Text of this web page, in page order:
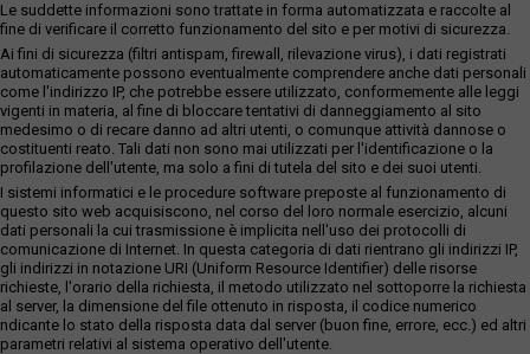
Le suddette informazioni sono trattate in forma automatizzata e raccolte al
fine di verificare il corretto funzionamento del sito e per motivi di sicurezza.
Ai fini di sicurezza (filtri antispam, firewall, rilevazione virus), i dati registrati
automaticamente possono eventualmente comprendere anche dati personali
come l'indirizzo IP, che potrebbe essere utilizzato, conformemente alle leggi
vigenti in materia, al fine di bloccare tentativi di danneggiamento al sito
medesimo o di recare danno ad altri utenti, o comunque attività dannose o
costituenti reato. Tali dati non sono mai utilizzati per l'identificazione o la
profilazione dell'utente, ma solo a fini di tutela del sito e dei suoi utenti.
I sistemi informatici e le procedure software preposte al funzionamento di
questo sito web acquisiscono, nel corso del loro normale esercizio, alcuni
dati personali la cui trasmissione è implicita nell'uso dei protocolli di
comunicazione di Internet. In questa categoria di dati rientrano gli indirizzi IP,
gli indirizzi in notazione URI (Uniform Resource Identifier) delle risorse
richieste, l'orario della richiesta, il metodo utilizzato nel sottoporre la richiesta
al server, la dimensione del file ottenuto in risposta, il codice numerico
ndicante lo stato della risposta data dal server (buon fine, errore, ecc.) ed altri
parametri relativi al sistema operativo dell'utente.